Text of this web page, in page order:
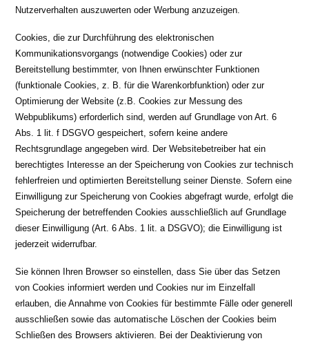
Nutzerverhalten auszuwerten oder Werbung anzuzeigen.
Cookies, die zur Durchführung des elektronischen
Kommunikationsvorgangs (notwendige Cookies) oder zur
Bereitstellung bestimmter, von Ihnen erwünschter Funktionen
(funktionale Cookies, z. B. für die Warenkorbfunktion) oder zur
Optimierung der Website (z.B. Cookies zur Messung des
Webpublikums) erforderlich sind, werden auf Grundlage von Art. 6
Abs. 1 lit. f DSGVO gespeichert, sofern keine andere
Rechtsgrundlage angegeben wird. Der Websitebetreiber hat ein
berechtigtes Interesse an der Speicherung von Cookies zur technisch
fehlerfreien und optimierten Bereitstellung seiner Dienste. Sofern eine
Einwilligung zur Speicherung von Cookies abgefragt wurde, erfolgt die
Speicherung der betreffenden Cookies ausschließlich auf Grundlage
dieser Einwilligung (Art. 6 Abs. 1 lit. a DSGVO); die Einwilligung ist
jederzeit widerrufbar.
Sie können Ihren Browser so einstellen, dass Sie über das Setzen
von Cookies informiert werden und Cookies nur im Einzelfall
erlauben, die Annahme von Cookies für bestimmte Fälle oder generell
ausschließen sowie das automatische Löschen der Cookies beim
Schließen des Browsers aktivieren. Bei der Deaktivierung von